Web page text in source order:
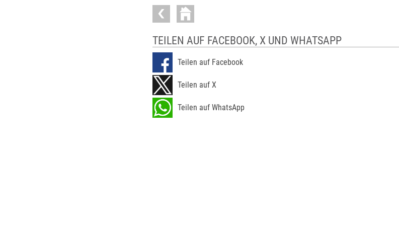
TEILEN AUF FACEBOOK, X UND WHATSAPP
Teilen auf Facebook
Teilen auf X
Teilen auf WhatsApp